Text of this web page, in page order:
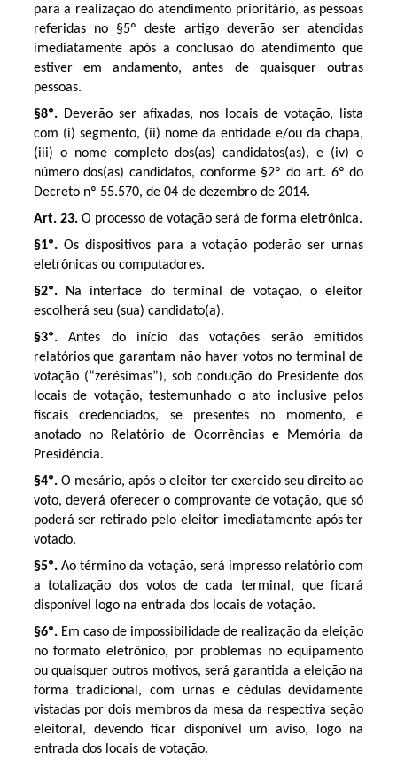
para a realização do atendimento prioritário, as pessoas
referidas no §5º deste artigo deverão ser atendidas
imediatamente após a conclusão do atendimento que
estiver em andamento, antes de quaisquer outras
pessoas.
§8º.Deverão ser afixadas, nos locais de votação, lista
com (i) segmento, (ii) nome da entidade e/ou da chapa,
(iii) o nome completo dos(as) candidatos(as), e (iv) o
número dos(as) candidatos, conforme §2º do art. 6º do
Decreto nº 55.570, de 04 de dezembro de 2014.
Art. 23. O processo de votação será de forma eletrônica.
§1º. Os dispositivos para a votação poderão ser urnas
eletrônicas ou computadores.
§2º.
Na interface do terminal de votação, o eleitor
escolherá seu (sua) candidato(a).
§3º.Antes do início das votações serão emitidos
relatórios que garantam não haver votos no terminal de
votação (“zerésimas”), sob condução do Presidente dos
locais de votação, testemunhado o ato inclusive pelos
fiscais credenciados, se presentes no momento, e
anotado no Relatório de Ocorrências e Memória da
Presidência.
§4º. O mesário, após o eleitor ter exercido seu direito ao
voto, deverá oferecer o comprovante de votação, que só
poderá ser retirado pelo eleitor imediatamente após ter
votado.
§5º. Ao término da votação, será impresso relatório com
a totalização dos votos de cada terminal, que ficará
disponível logo na entrada dos locais de votação.
§6º.Em caso de impossibilidade de realização da eleição
no formato eletrônico, por problemas no equipamento
ou quaisquer outros motivos, será garantida a eleição na
forma tradicional, com urnas e cédulas devidamente
vistadas por dois membros da mesa da respectiva seção
eleitoral, devendo ficar disponível um aviso, logo na
entrada dos locais de votação.